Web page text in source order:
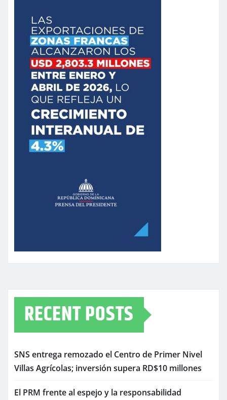
RECENT POSTS
SNS entrega remozado el Centro de Primer Nivel
Villas Agrícolas; inversión supera RD$10 millones
El PRM frente al espejo y la responsabilidad